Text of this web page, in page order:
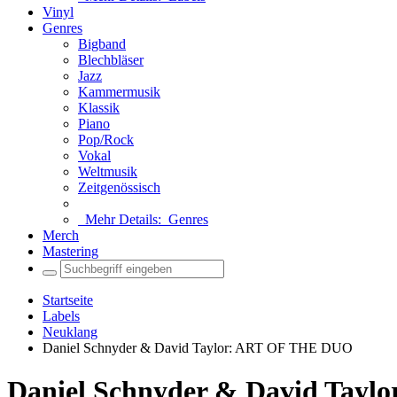
Vinyl
Genres
Bigband
Blechbläser
Jazz
Kammermusik
Klassik
Piano
Pop/Rock
Vokal
Weltmusik
Zeitgenössisch
Mehr Details: Genres
Merch
Mastering
Startseite
Labels
Neuklang
Daniel Schnyder & David Taylor: ART OF THE DUO